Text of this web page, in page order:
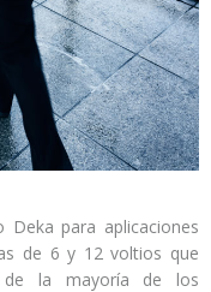
para aplicaciones
de 6 y 12 voltios que
de la mayoría de los